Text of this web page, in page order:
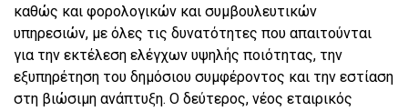
καθώς και φορολογικών και συμβουλευτικών
υπηρεσιών, με όλες τις δυνατότητες που απαιτούνται
για την εκτέλεση ελέγχων υψηλής ποιότητας, την
εξυπηρέτηση του δημόσιου συμφέροντος και την εστίαση
στη βιώσιμη ανάπτυξη. Ο δεύτερος, νέος εταιρικός